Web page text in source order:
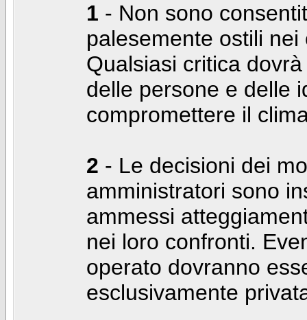
1 - Non sono
palesemente ostili
Qualsiasi critica
delle persone e delle
compromettere il
2 - Le decisioni dei
amministratori sono
ammessi
nei loro confronti.
operato dovranno
esclusivamente